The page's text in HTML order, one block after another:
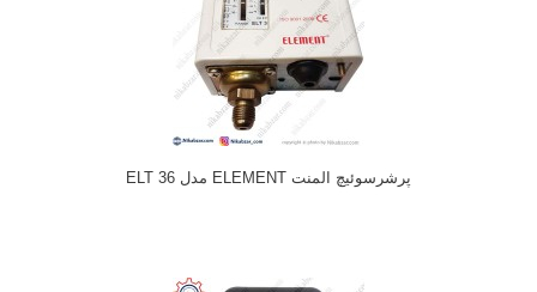
پرشرسوئیچ المنت ELEMENT مدل ELT 36